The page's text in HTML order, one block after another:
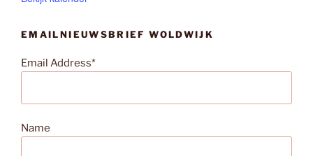
EMAILNIEUWSBRIEF WOLDWIJK
Email Address*
Name